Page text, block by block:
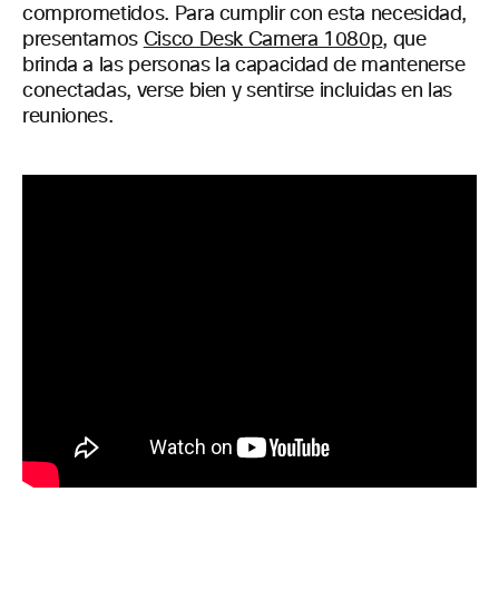
comprometidos. Para cumplir con esta necesidad,
presentamos Cisco Desk Camera 1080p, que
brinda a las personas la capacidad de mantenerse
conectadas, verse bien y sentirse incluidas en las
reuniones.